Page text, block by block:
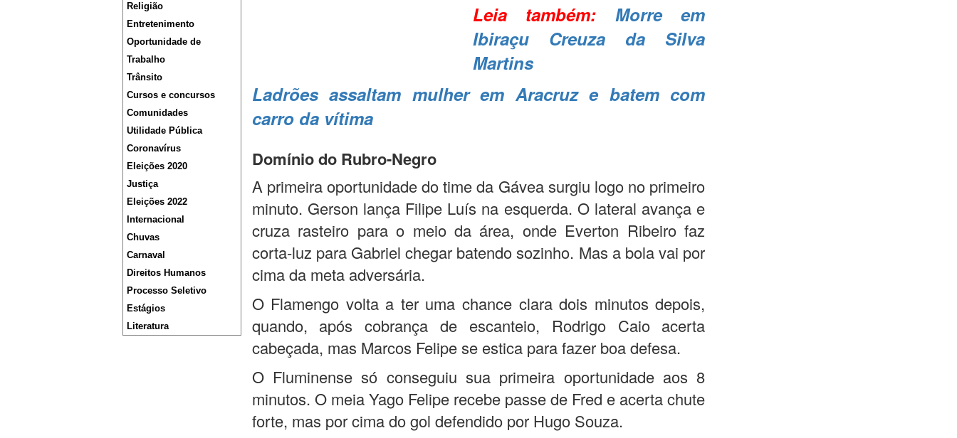
Religião
Entretenimento
Oportunidade de
Trabalho
Trânsito
Cursos e concursos
Comunidades
Utilidade Pública
Coronavírus
Eleições 2020
Justiça
Eleições 2022
Internacional
Chuvas
Carnaval
Direitos Humanos
Processo Seletivo
Estágios
Literatura
Leia também: Morre em
Ibiraçu Creuza da Silva
Martins
Ladrões assaltam mulher em Aracruz e batem com
carro da vítima
Domínio do Rubro-Negro
A primeira oportunidade do time da Gávea surgiu logo no primeiro
minuto. Gerson lança Filipe Luís na esquerda. O lateral avança e
cruza rasteiro para o meio da área, onde Everton Ribeiro faz
corta-luz para Gabriel chegar batendo sozinho. Mas a bola vai por
cima da meta adversária.
O Flamengo volta a ter uma chance clara dois minutos depois,
quando, após cobrança de escanteio, Rodrigo Caio acerta
cabeçada, mas Marcos Felipe se estica para fazer boa defesa.
O Fluminense só conseguiu sua primeira oportunidade aos 8
minutos. O meia Yago Felipe recebe passe de Fred e acerta chute
forte, mas por cima do gol defendido por Hugo Souza.